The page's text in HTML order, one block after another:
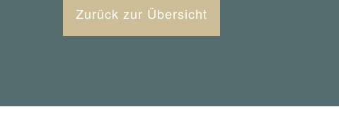
Zurück zur Übersicht